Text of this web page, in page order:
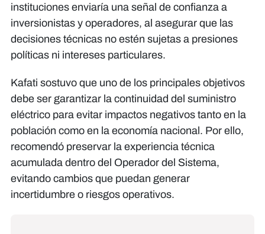
instituciones enviaría una señal de confianza a
inversionistas y operadores, al asegurar que las
decisiones técnicas no estén sujetas a presiones
políticas ni intereses particulares.
Kafati sostuvo que uno de los principales objetivos
debe ser garantizar la continuidad del suministro
eléctrico para evitar impactos negativos tanto en la
población como en la economía nacional. Por ello,
recomendó preservar la experiencia técnica
acumulada dentro del Operador del Sistema,
evitando cambios que puedan generar
incertidumbre o riesgos operativos.